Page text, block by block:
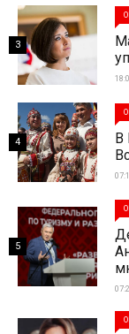
3
В
4
5